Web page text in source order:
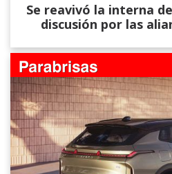
Se reavivó la interna
discusión por las